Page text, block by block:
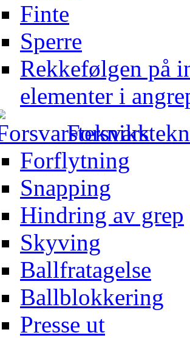
Finte
Sperre
Rekkefølgen på
elementer i
Forflytning
Snapping
Hindring av grep
Skyving
Ballfratagelse
Ballblokkering
Presse ut